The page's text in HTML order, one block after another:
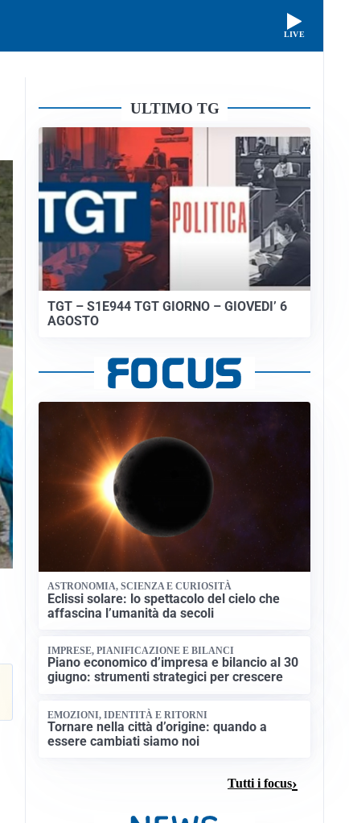
LIVE
ULTIMO TG
TGT – S1E944 TGT GIORNO – GIOVEDI’ 6
AGOSTO
ASTRONOMIA, SCIENZA E CURIOSITÀ
Eclissi solare: lo spettacolo del cielo che
affascina l’umanità da secoli
IMPRESE, PIANIFICAZIONE E BILANCI
Piano economico d’impresa e bilancio al 30
giugno: strumenti strategici per crescere
EMOZIONI, IDENTITÀ E RITORNI
Tornare nella città d’origine: quando a
essere cambiati siamo noi
Tutti i focus